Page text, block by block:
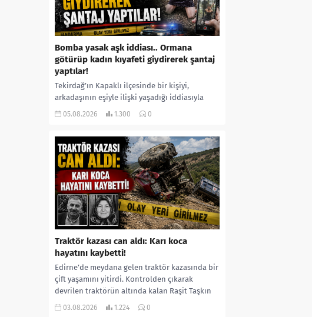
Bomba yasak aşk iddiası.. Ormana
götürüp kadın kıyafeti giydirerek şantaj
yaptılar!
Tekirdağ’ın Kapaklı ilçesinde bir kişiyi,
arkadaşının eşiyle ilişki yaşadığı iddiasıyla
ormanlık alana götürerek zorla kadın
05.08.2026 1.300 0
Traktör kazası can aldı: Karı koca
hayatını kaybetti!
Edirne’de meydana gelen traktör kazasında bir
çift yaşamını yitirdi. Kontrolden çıkarak
devrilen traktörün altında kalan Raşit Taşkın
ile eşi Fatma...
03.08.2026 1.224 0